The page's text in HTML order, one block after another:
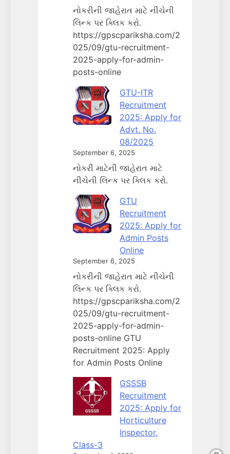
નોકરીની જાહેરાત માટે નીચેની
લિન્ક પર ક્લિક કરો.
https://gpscpariksha.com/2
025/09/gtu-recruitment-
2025-apply-for-admin-
posts-online
GTU-ITR
Recruitment
2025: Apply for
Advt. No.
08/2025
September 6, 2025
નોકરી માટેની જાહેરાત માટે
નીચેની લિન્ક પર ક્લિક કરો.
GTU
Recruitment
2025: Apply for
Admin Posts
Online
September 6, 2025
નોકરીની જાહેરાત માટે નીચેની
લિન્ક પર ક્લિક કરો.
https://gpscpariksha.com/2
025/09/gtu-recruitment-
2025-apply-for-admin-
posts-online GTU
Recruitment 2025: Apply
for Admin Posts Online
GSSSB
Recruitment
2025: Apply for
Horticulture
Inspector,
Class-3